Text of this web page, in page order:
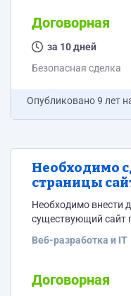
Договорная
за 10 дней
Безопасная сделка
Опубликовано9 лет
Необходимо
страницы
Необходимо внести
существующий сайт
Веб-разработка и IT
Договорная